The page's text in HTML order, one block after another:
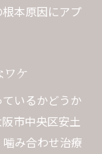
本原因にアプ
ケ
いるかどうか
市中央区安土
み合わせ治療